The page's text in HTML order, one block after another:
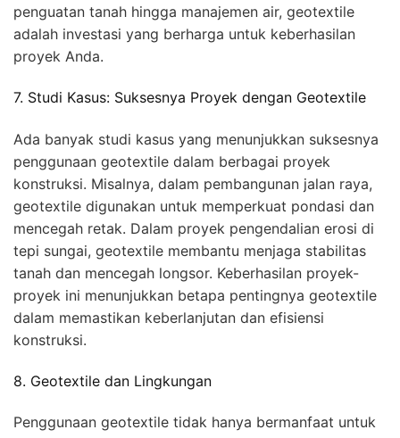
penguatan tanah hingga manajemen air, geotextile
adalah investasi yang berharga untuk keberhasilan
proyek Anda.
7. Studi Kasus: Suksesnya Proyek dengan Geotextile
Ada banyak studi kasus yang menunjukkan suksesnya
penggunaan geotextile dalam berbagai proyek
konstruksi. Misalnya, dalam pembangunan jalan raya,
geotextile digunakan untuk memperkuat pondasi dan
mencegah retak. Dalam proyek pengendalian erosi di
tepi sungai, geotextile membantu menjaga stabilitas
tanah dan mencegah longsor. Keberhasilan proyek-
proyek ini menunjukkan betapa pentingnya geotextile
dalam memastikan keberlanjutan dan efisiensi
konstruksi.
8. Geotextile dan Lingkungan
Penggunaan geotextile tidak hanya bermanfaat untuk